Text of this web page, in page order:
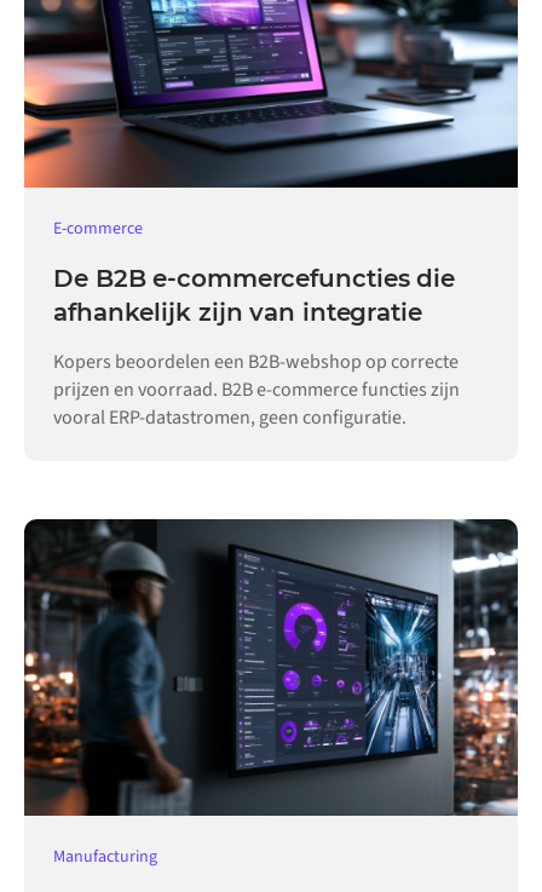
E-commerce
De B2B e-commercefuncties die
afhankelijk zijn van integratie
Kopers beoordelen een B2B-webshop op correcte
prijzen en voorraad. B2B e-commerce functies zijn
vooral ERP-datastromen, geen configuratie.
Manufacturing